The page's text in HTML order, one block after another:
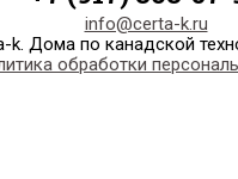
info@certa-k.ru
k. Дома по канадской
обработки